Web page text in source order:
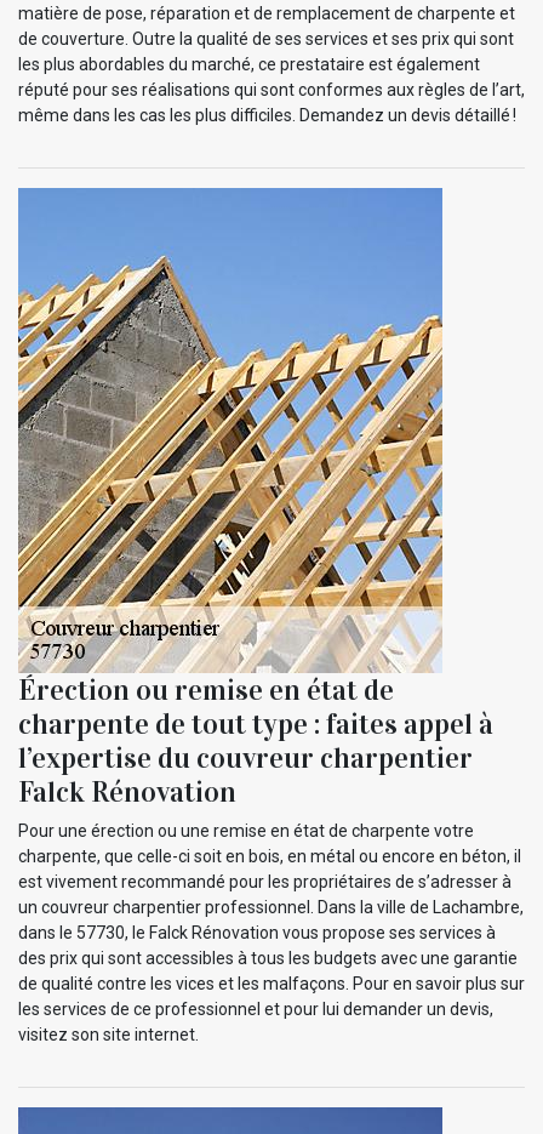
matière de pose, réparation et de remplacement de charpente et
de couverture. Outre la qualité de ses services et ses prix qui sont
les plus abordables du marché, ce prestataire est également
réputé pour ses réalisations qui sont conformes aux règles de l’art,
même dans les cas les plus difficiles. Demandez un devis détaillé !
Érection ou remise en état de
charpente de tout type : faites appel à
l’expertise du couvreur charpentier
Falck Rénovation
Pour une érection ou une remise en état de charpente votre
charpente, que celle-ci soit en bois, en métal ou encore en béton, il
est vivement recommandé pour les propriétaires de s’adresser à
un couvreur charpentier professionnel. Dans la ville de Lachambre,
dans le 57730, le Falck Rénovation vous propose ses services à
des prix qui sont accessibles à tous les budgets avec une garantie
de qualité contre les vices et les malfaçons. Pour en savoir plus sur
les services de ce professionnel et pour lui demander un devis,
visitez son site internet.